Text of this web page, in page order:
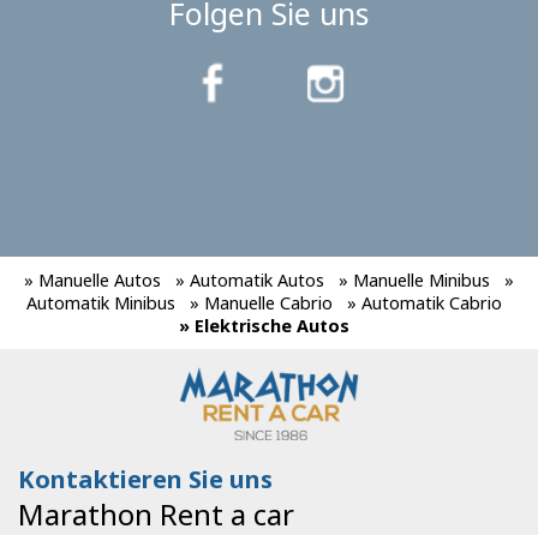
Folgen Sie uns
» Manuelle Autos » Automatik Autos » Manuelle Minibus
»
Automatik Minibus
» Manuelle Cabrio
» Automatik Cabrio
» Elektrische Autos
Kontaktieren Sie uns
Marathon Rent a car